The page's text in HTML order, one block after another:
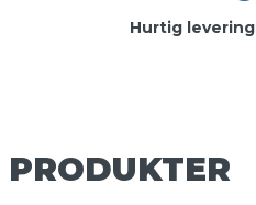
Hurtig levering